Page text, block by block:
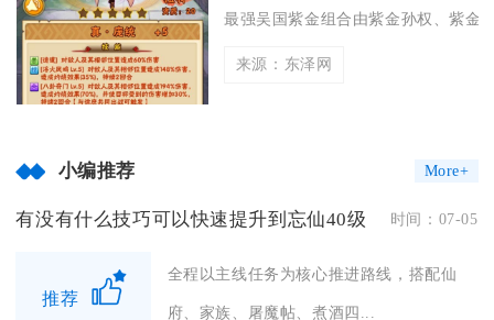
最强吴国紫金组合由紫金孙权、紫金
来源：东泽网
小编推荐 More+
有没有什么技巧可以快速提升到忘仙40级 时间：07-05
推荐
全程以主线任务为核心推进路线，搭配仙
府、家族、屠魔帖、煮酒四...